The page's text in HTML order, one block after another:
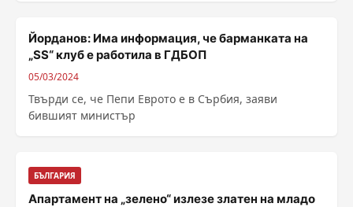
Йорданов: Има информация, че барманката на
„SS“ клуб е работила в ГДБОП
05/03/2024
Твърди се, че Пепи Еврото е в Сърбия, заяви
бившият министър
БЪЛГАРИЯ
Апартамент на „зелено“ излезе златен на младо